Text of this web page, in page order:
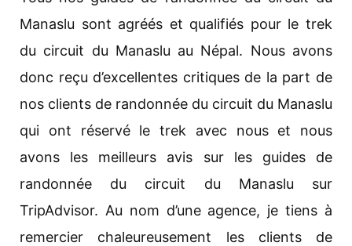
Manaslu sont agréés et qualifiés pour le trek
du circuit du Manaslu au Népal. Nous avons
donc reçu d’excellentes critiques de la part de
nos clients de randonnée du circuit du Manaslu
qui ont réservé le trek avec nous et nous
avons les meilleurs avis sur les guides de
randonnée du circuit du Manaslu sur
TripAdvisor. Au nom d’une agence, je tiens à
remercier chaleureusement les clients de